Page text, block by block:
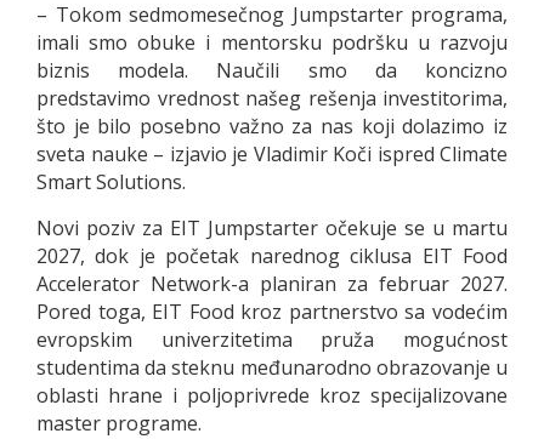
– Tokom sedmomesečnog Jumpstarter programa,
imali smo obuke i mentorsku podršku u razvoju
biznis modela. Naučili smo da koncizno
predstavimo vrednost našeg rešenja investitorima,
što je bilo posebno važno za nas koji dolazimo iz
sveta nauke – izjavio je Vladimir Koči ispred Climate
Smart Solutions.
Novi poziv za EIT Jumpstarter očekuje se u martu
2027, dok je početak narednog ciklusa EIT Food
Accelerator Network-a planiran za februar 2027.
Pored toga, EIT Food kroz partnerstvo sa vodećim
evropskim univerzitetima pruža mogućnost
studentima da steknu međunarodno obrazovanje u
oblasti hrane i poljoprivrede kroz specijalizovane
master programe.